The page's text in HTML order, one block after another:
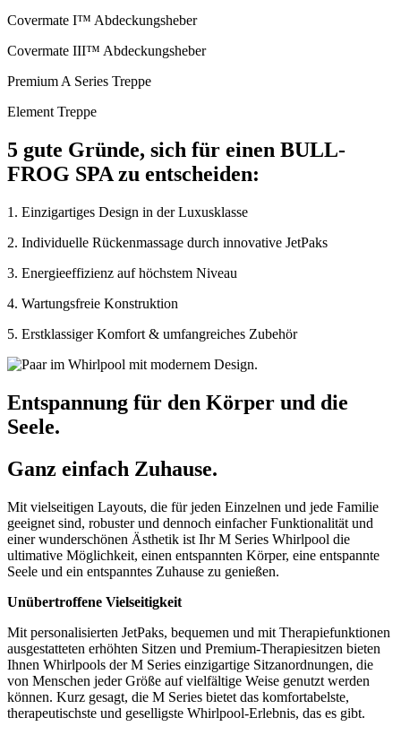
Covermate I™ Abdeckungs­heber
Covermate III™ Abdeckungs­heber
Premium A Series Treppe
Element Treppe
5 gute Gründe, sich für einen BULL­
FROG SPA zu entscheiden:
1. Einzig­artiges Design in der Luxus­klasse
2. Indivi­duelle Rücken­massage durch inno­vative JetPaks
3. Energie­effizienz auf höchstem Niveau
4. Wartungs­freie Konstruktion
5. Erst­klassiger Komfort & umfang­reiches Zubehör
Entspannung für den Körper und die
Seele.
Ganz einfach Zuhause.
Mit vielseitigen Layouts, die für jeden Einzelnen und jede Familie
geeignet sind, robuster und dennoch einfacher Funktionalität und
einer wunderschönen Ästhetik ist Ihr M Series Whirlpool die
ultimative Möglichkeit, einen entspannten Körper, eine entspannte
Seele und ein entspanntes Zuhause zu genießen.
Unübertroffene Vielseitigkeit
Mit personalisierten JetPaks, bequemen und mit Therapiefunktionen
ausgestatteten erhöhten Sitzen und Premium-Therapiesitzen bieten
Ihnen Whirlpools der M Series einzigartige Sitzanordnungen, die
von Menschen jeder Größe auf vielfältige Weise genutzt werden
können. Kurz gesagt, die M Series bietet das komfortabelste,
therapeutischste und geselligste Whirlpool-Erlebnis, das es gibt.